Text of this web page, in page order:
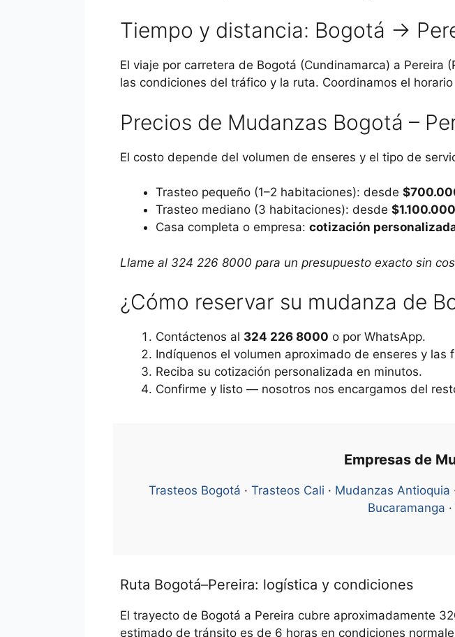
Tiempo y distancia: Bogotá →
El viaje por carretera de Bogotá (Cundinamarca) a Pereira
las condiciones del tráfico y la ruta. Coordinamos el
Precios de Mudanzas Bogotá –
El costo depende del volumen de enseres y el tipo de
Trasteo pequeño (1–2 habitaciones): desde
Trasteo mediano (3 habitaciones): desde $1.100.000
Casa completa o empresa: cotización
Llame al 324 226 8000 para un presupuesto exacto sin
¿Cómo reservar su mudanza de
Contáctenos al 324 226 8000 o por WhatsApp.
Indíquenos el volumen aproximado de enseres y las
Reciba su cotización personalizada en minutos.
Confirme y listo — nosotros nos encargamos del
Empresas de
Trasteos Bogotá · Trasteos Cali · Mudanzas Antioquia
Bucaramanga ·
Ruta Bogotá–Pereira: logística y condiciones
El trayecto de Bogotá a Pereira cubre aproximadamente
estimado de tránsito es de 6 horas en condiciones